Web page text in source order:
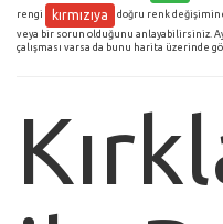
rengi kırmızıya
doğru renk
veya bir sorun olduğunu anlayabilirsiniz.
çalışması varsa da bunu harita üzerinde